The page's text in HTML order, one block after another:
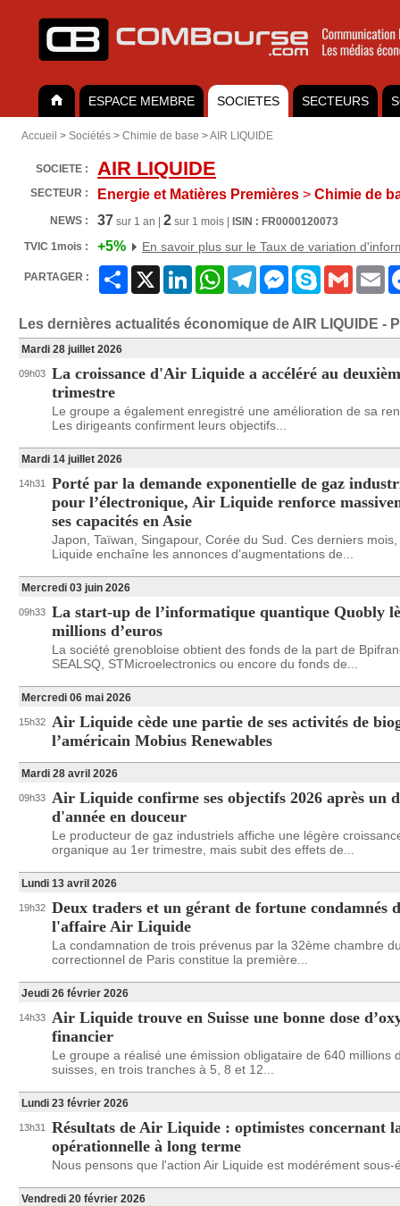
ESPACE MEMBRE SOCIETES SECTEURS
Accueil > Sociétés > Chimie de base >AIR LIQUIDE
SOCIETE : AIR LIQUIDE
SECTEUR : Energie et Matières Premières > Chimie de
NEWS : 37 sur 1 an | 2 sur 1 mois |
ISIN : FR0000120073
TVIC 1mois :
+5% En savoir plus sur le Taux de variation
PARTAGER : Partager LinkedInWhatsAppTelegramMessenger
Skype Gmail
Les dernières actualités économique de AIR LIQUIDE -
Mardi 28 juillet 2026
09h03 La croissance d'Air Liquide a accéléré au
trimestre
Le groupe a également enregistré une amélioration de sa
Les dirigeants confirment leurs objectifs...
Mardi 14 juillet 2026
14h31
Porté par la demande exponentielle de gaz
pour l’électronique, Air Liquide renforce
ses capacités en Asie
Japon, Taïwan, Singapour, Corée du Sud. Ces derniers mois,
Liquide enchaîne les annonces d’augmentations de...
Mercredi 03 juin 2026
09h33 La start-up de l’informatique quantique Quobly
millions d’euros
La société grenobloise obtient des fonds de la part de
SEALSQ, STMicroelectronics ou encore du fonds de...
Mercredi 06 mai 2026
15h32 Air Liquide cède une partie de ses activités de
l’américain Mobius Renewables
Mardi 28 avril 2026
09h33 Air Liquide confirme ses objectifs 2026 après un
d'année en douceur
Le producteur de gaz industriels affiche une légère
organique au 1er trimestre, mais subit des effets de...
Lundi 13 avril 2026
19h32 Deux traders et un gérant de fortune condamnés
l'affaire Air Liquide
La condamnation de trois prévenus par la 32ème chambre
correctionnel de Paris constitue la première...
Jeudi 26 février 2026
14h33 Air Liquide trouve en Suisse une bonne dose
financier
Le groupe a réalisé une émission obligataire de 640 millions
suisses, en trois tranches à 5, 8 et 12...
Lundi 23 février 2026
13h31
Résultats de Air Liquide : optimistes concernant
opérationnelle à long terme
Nous pensons que l'action Air Liquide est modérément sous-
Vendredi 20 février 2026